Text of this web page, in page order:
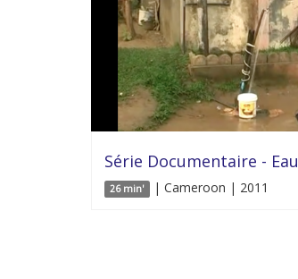
Série Documentaire - Eau
26 min' | Cameroon | 2011